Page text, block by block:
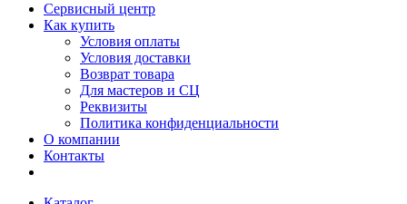
Сервисный центр
Как купить
Условия оплаты
Условия доставки
Возврат товара
Для мастеров и СЦ
Реквизиты
Политика конфиденциальности
О компании
Контакты